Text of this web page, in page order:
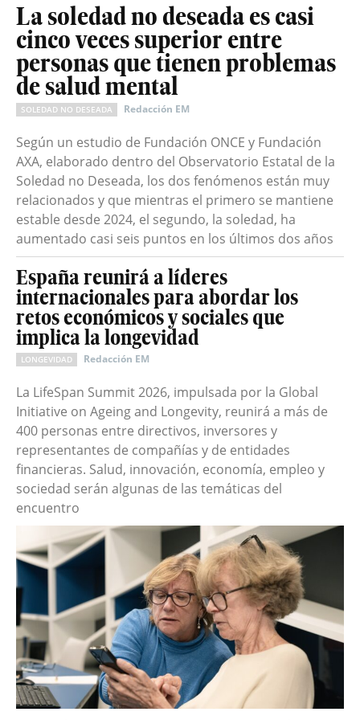
La soledad no deseada es casi
cinco veces superior entre
personas que tienen problemas
de salud mental
SOLEDAD NO DESEADA Redacción EM
Según un estudio de Fundación ONCE y Fundación
AXA, elaborado dentro del Observatorio Estatal de la
Soledad no Deseada, los dos fenómenos están muy
relacionados y que mientras el primero se mantiene
estable desde 2024, el segundo, la soledad, ha
aumentado casi seis puntos en los últimos dos años
España reunirá a líderes
internacionales para abordar los
retos económicos y sociales que
implica la longevidad
LONGEVIDAD Redacción EM
La LifeSpan Summit 2026, impulsada por la Global
Initiative on Ageing and Longevity, reunirá a más de
400 personas entre directivos, inversores y
representantes de compañías y de entidades
financieras. Salud, innovación, economía, empleo y
sociedad serán algunas de las temáticas del
encuentro